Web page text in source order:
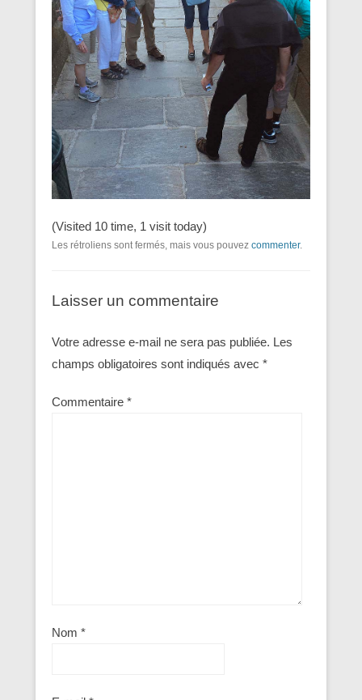
(Visited 10 time, 1 visit today)
Les rétroliens sont fermés, mais vous pouvez commenter.
Laisser un commentaire
Votre adresse e-mail ne sera pas publiée. Les
champs obligatoires sont indiqués avec *
Commentaire *
Nom *